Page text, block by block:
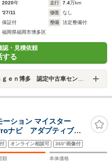
2020年 走行 7.4万km
'27/11 修復
なし
保証付 整備
法定整備付
福岡県福岡市博多区
認・見積依頼
する
ｅｎ博多 認定中古車センター
ション マイスター
ナビ アダプティブク
インフォディスプレ
メラ ステアリングヒ
シフト フルセグ
オンライン相談可 360°画像付
額 本体価格